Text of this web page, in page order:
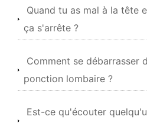
Quand tu as mal à la tête
ça s'arrête ?
Comment se débarrasser
ponction lombaire ?
Est-ce qu'écouter